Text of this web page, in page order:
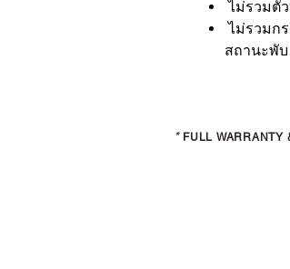
ไม่รวมตั
ไม่รวมกร
สถานะพับ
* FULL WARRANTY